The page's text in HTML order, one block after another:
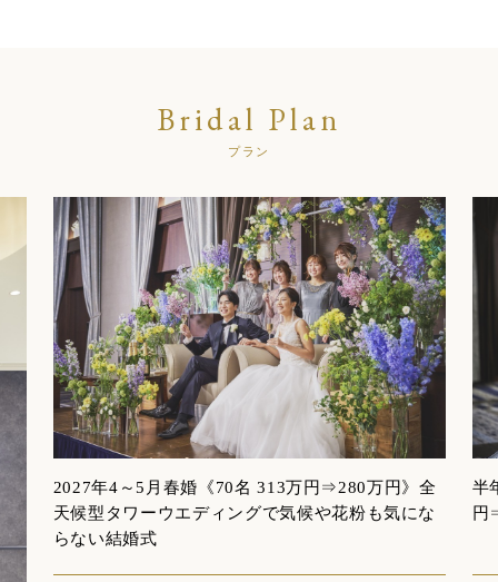
Bridal Plan
プラン
2027年4～5月春婚《70名 313万円⇒280万円》全
天候型タワーウエディングで気候や花粉も気にな
らない結婚式
半
円